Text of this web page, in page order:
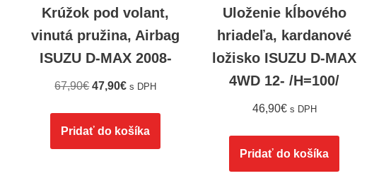
Krúžok pod volant,
vinutá pružina, Airbag
ISUZU D-MAX 2008-
67,90€ 47,90€ s DPH
Pridať do košíka
Uloženie kĺbového
hriadeľa, kardanové
ložisko ISUZU D-MAX
4WD 12- /H=100/
46,90€ s DPH
Pridať do košíka